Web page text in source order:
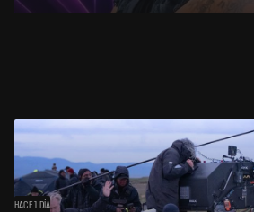
HACE 1 DÍA